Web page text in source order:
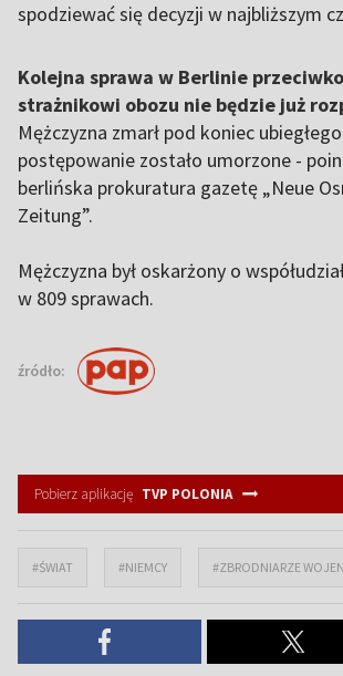
spodziewać się decyzji w najbliższym
Kolejna sprawa w Berlinie
strażnikowi obozu nie będzie już
Mężczyzna zmarł pod koniec
postępowanie zostało umorzone -
berlińska prokuratura gazetę „Neue
Zeitung”.
Mężczyzna był oskarżony o
w 809 sprawach.
źródło:
Pobierz aplikację TVP POLONIA
#ŚWIAT #NIEMCY #ZBRODNIARZE